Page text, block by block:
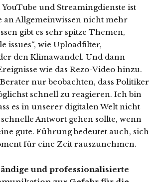
und Streamingdienste ist
an Allgemeinwissen nicht mehr
gibt es sehr spitze Themen,
issues“, wie Uploadfilter,
den Klimawandel. Und dann
wie das Rezo-Video hinzu.
nur beobachten, dass Politiker
schnell zu reagieren. Ich bin
es in unserer digitalen Welt nicht
Antwort gehen sollte, wenn
gute. Führung bedeutet auch, sich
für eine Zeit rauszunehmen.
und professionalisierte